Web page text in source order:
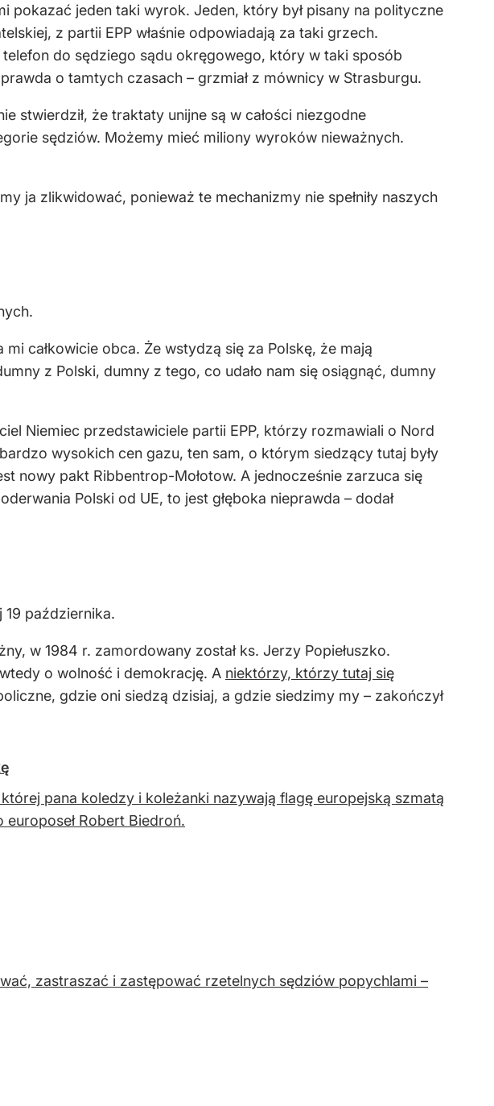
pokazać jeden taki wyrok. Jeden, który był pisany na polityczne
z partii EPP właśnie odpowiadają za taki grzech.
do sędziego sądu okręgowego, który w taki sposób
o tamtych czasach – grzmiał z mównicy w Strasburgu.
stwierdził, że traktaty unijne są w całości niezgodne
sędziów. Możemy mieć miliony wyroków nieważnych.
ja zlikwidować, ponieważ te mechanizmy nie spełniły naszych
całkowicie obca. Że wstydzą się za Polskę, że mają
z Polski, dumny z tego, co udało nam się osiągnąć, dumny
Niemiec przedstawiciele partii EPP, którzy rozmawiali o Nord
wysokich cen gazu, ten sam, o którym siedzący tutaj były
nowy pakt Ribbentrop-Mołotow. A jednocześnie zarzuca się
Polski od UE, to jest głęboka nieprawda – dodał
października.
w 1984 r. zamordowany został ks. Jerzy Popiełuszko.
o wolność i demokrację. A niektórzy, którzy tutaj się
gdzie oni siedzą dzisiaj, a gdzie siedzimy my – zakończył
pana koledzy i koleżanki nazywają flagę europejską szmatą
Robert Biedroń.
zastraszać i zastępować rzetelnych sędziów popychlami –